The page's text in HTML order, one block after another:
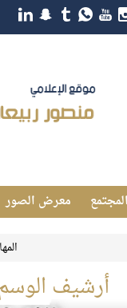
المجتمع معرض الصور
أرشيف